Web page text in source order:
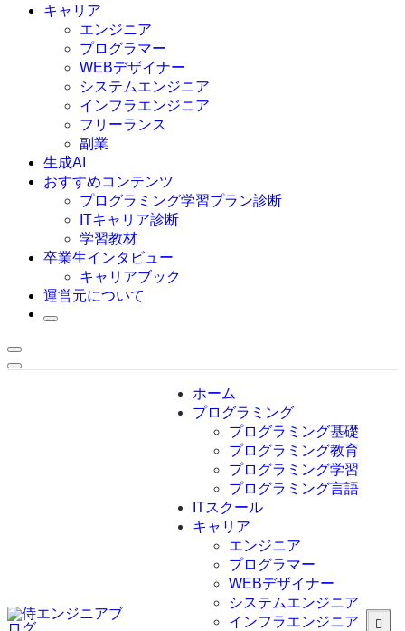
C言語
C#
VBA
Go言語
Kotlin
Java
JavaScript
Swift
Ruby
その他言語
キャリア
エンジニア
プログラマー
WEBデザイナー
システムエンジニア
インフラエンジニア
フリーランス
副業
生成AI
おすすめコンテンツ
プログラミング学習プラン診断
ITキャリア診断
学習教材
卒業生インタビュー
キャリアブック
運営元について
ホーム
プログラミング
プログラミング基礎
プログラミング教育
プログラミング学習
プログラミング言語
C言語
C#
VBA
Go言語
Kotlin
Java
ITスクール
キャリア
エンジニア
プログラマー
WEBデザイナー
システムエンジニア
インフラエンジニア